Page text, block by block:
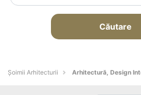
Căutare
Șoimii Arhitecturii Arhitectură, Design